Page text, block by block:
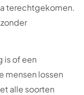
terechtgekomen.
is of een
mensen lossen
alle soorten